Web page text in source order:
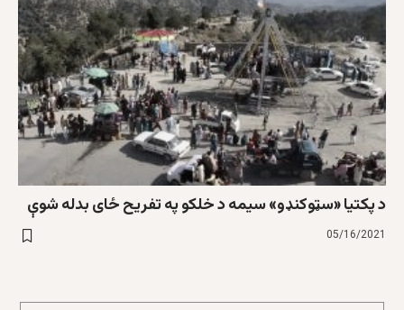
د پکتیا «سټوکنډو» سیمه د خلکو په تفریح ځای بدله شوې
05/16/2021